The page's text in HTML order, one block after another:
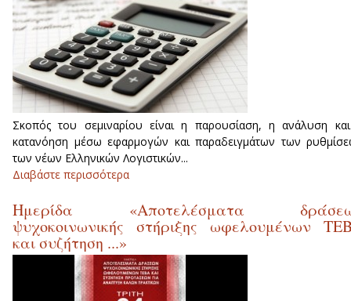
Σκοπός του σεμιναρίου είναι η παρουσίαση, η ανάλυση
κατανόηση μέσω εφαρμογών και παραδειγμάτων των
των νέων Ελληνικών Λογιστικών...
Διαβάστε περισσότερα
Ημερίδα «Αποτελέσματα
ψυχοκοινωνικής στήριξης ωφελουμένων
και συζήτηση ...»